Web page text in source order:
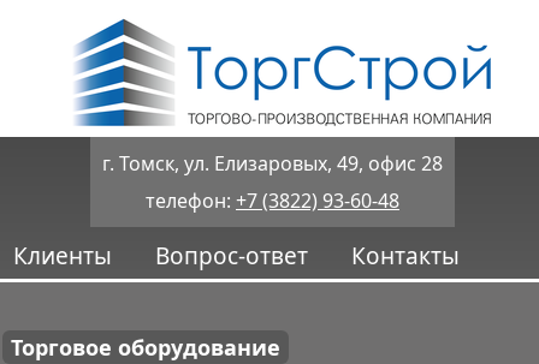
г. Томск, ул. Елизаровых, 49, офис 28
телефон: +7 (3822) 93-60-48
Клиенты Вопрос-ответ Контакты
Торговое оборудование